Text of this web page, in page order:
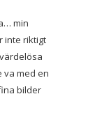
min
inte riktigt
va med en
bilder